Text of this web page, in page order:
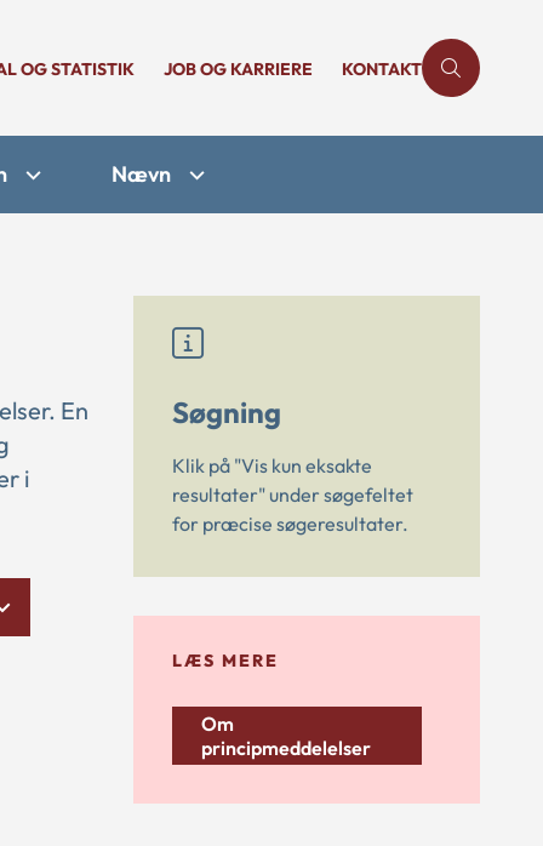
OG STATISTIK JOB OG KARRIERE KONTAKT
Nævn
En
i
Søgning
Klik på "Vis kun eksakte
resultater" under søgefeltet
for præcise søgeresultater.
LÆS MERE
Om
principmeddelelser